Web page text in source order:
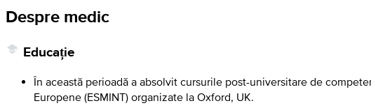
Despre medic
Educație
În această perioadă a absolvit cursurile post-universitare de
Europene (ESMINT) organizate la Oxford, UK.